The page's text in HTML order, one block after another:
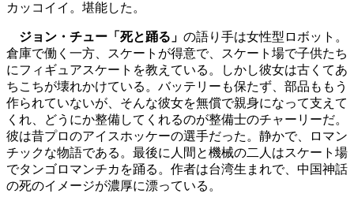
カッコイイ。堪能した。
ジョン・チュー「死と踊る」 の語り手は女性型ロボット。
倉庫で働く一方、スケートが得意で、スケート場で子供たち
にフィギュアスケートを教えている。しかし彼女は古くてあ
ちこちが壊れかけている。バッテリーも保たず、部品ももう
作られていないが、そんな彼女を無償で親身になって支えて
くれ、どうにか整備してくれるのが整備士のチャーリーだ。
彼は昔プロのアイスホッケーの選手だった。静かで、ロマン
チックな物語である。最後に人間と機械の二人はスケート場
でタンゴロマンチカを踊る。作者は台湾生まれで、中国神話
の死のイメージが濃厚に漂っている。